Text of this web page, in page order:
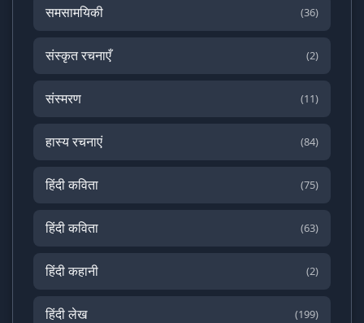
समसामयिकी (36)
संस्कृत रचनाएँ (2)
संस्मरण (11)
हास्य रचनाएं (84)
हिंदी कविता (75)
हिंदी कविता (63)
हिंदी कहानी (2)
हिंदी लेख (199)